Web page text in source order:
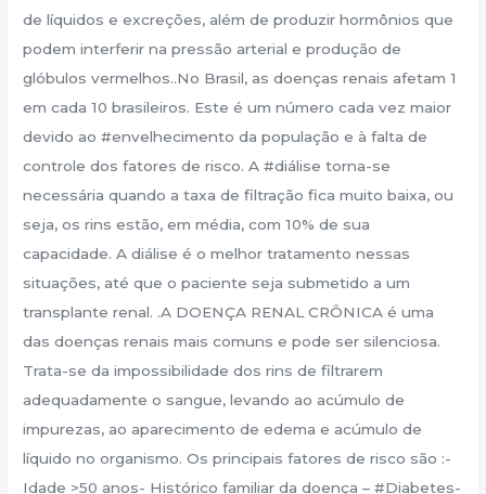
de líquidos e excreções, além de produzir hormônios que
podem interferir na pressão arterial e produção de
glóbulos vermelhos..No Brasil, as doenças renais afetam 1
em cada 10 brasileiros. Este é um número cada vez maior
devido ao #envelhecimento da população e à falta de
controle dos fatores de risco. A #diálise torna-se
necessária quando a taxa de filtração fica muito baixa, ou
seja, os rins estão, em média, com 10% de sua
capacidade. A diálise é o melhor tratamento nessas
situações, até que o paciente seja submetido a um
transplante renal. .A DOENÇA RENAL CRÔNICA é uma
das doenças renais mais comuns e pode ser silenciosa.
Trata-se da impossibilidade dos rins de filtrarem
adequadamente o sangue, levando ao acúmulo de
impurezas, ao aparecimento de edema e acúmulo de
líquido no organismo. Os principais fatores de risco são :-
Idade >50 anos- Histórico familiar da doença – #Diabetes-